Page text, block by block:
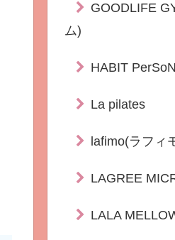
GOODLIFE
ム)
HABIT
La pilates
lafimo(ラフィ
LAGREE
LALA